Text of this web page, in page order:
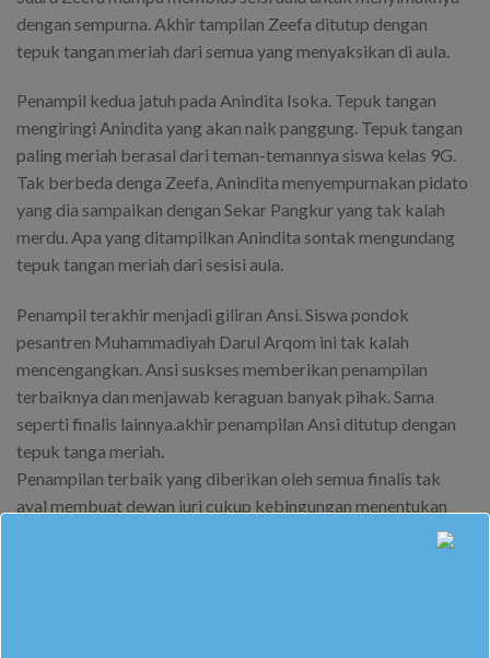
dengan sempurna. Akhir tampilan Zeefa ditutup dengan
tepuk tangan meriah dari semua yang menyaksikan di aula.
Penampil kedua jatuh pada Anindita Isoka. Tepuk tangan
mengiringi Anindita yang akan naik panggung. Tepuk tangan
paling meriah berasal dari teman-temannya siswa kelas 9G.
Tak berbeda denga Zeefa, Anindita menyempurnakan pidato
yang dia sampaikan dengan Sekar Pangkur yang tak kalah
merdu. Apa yang ditampilkan Anindita sontak mengundang
tepuk tangan meriah dari sesisi aula.
Penampil terakhir menjadi giliran Ansi. Siswa pondok
pesantren Muhammadiyah Darul Arqom ini tak kalah
mencengangkan. Ansi suskses memberikan penampilan
terbaiknya dan menjawab keraguan banyak pihak. Sama
seperti finalis lainnya.akhir penampilan Ansi ditutup dengan
tepuk tanga meriah.
Penampilan terbaik yang diberikan oleh semua finalis tak
ayal membuat dewan juri cukup kebingungan menentukan